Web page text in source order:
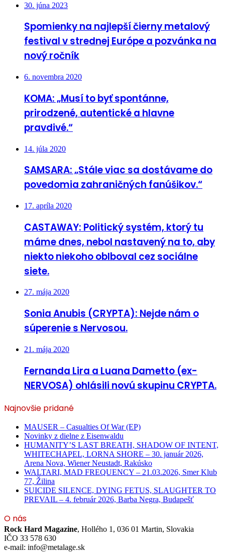
30. júna 2023
Spomienky na najlepší čierny metalový
festival v strednej Európe a pozvánka na
nový ročník
6. novembra 2020
KOMA: „Musí to byť spontánne,
prirodzené, autentické a hlavne
pravdivé.“
14. júla 2020
SAMSARA: „Stále viac sa dostávame do
povedomia zahraničných fanúšikov.“
17. apríla 2020
CASTAWAY: Politický systém, ktorý tu
máme dnes, nebol nastavený na to, aby
niekto niekoho oblboval cez sociálne
siete.
27. mája 2020
Sonia Anubis (CRYPTA): Nejde nám o
súperenie s Nervosou.
21. mája 2020
Fernanda Lira a Luana Dametto (ex-
NERVOSA) ohlásili novú skupinu CRYPTA.
Najnovšie pridané
MAUSER – Casualties Of War (EP)
Novinky z dielne z Eisenwaldu
HUMANITY’S LAST BREATH, SHADOW OF INTENT,
WHITECHAPEL, LORNA SHORE – 30. január 2026,
Arena Nova, Wiener Neustadt, Rakúsko
WALTARI, MAD FREQUENCY – 21.03.2026, Smer Klub
77, Žilina
SUICIDE SILENCE, DYING FETUS, SLAUGHTER TO
PREVAIL – 4. február 2026, Barba Negra, Budapešť
O nás
Rock Hard Magazine, Hollého 1, 036 01 Martin, Slovakia
IČO 33 578 630
e-mail: info@metalage.sk